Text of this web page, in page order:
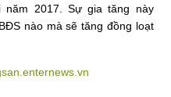
2017. Sự gia tăng này
nào mà sẽ tăng đồng loạt